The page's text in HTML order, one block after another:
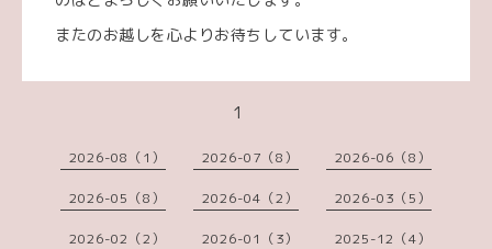
またのお越しを心よりお待ちしています。
1
2026-08（1） 2026-07（8） 2026-06（8）
2026-05（8） 2026-04（2） 2026-03（5）
2026-02（2） 2026-01（3） 2025-12（4）